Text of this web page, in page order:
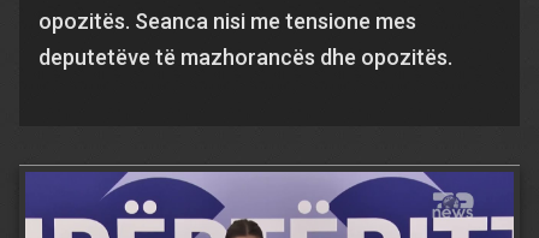
opozitës. Seanca nisi me tensione mes
deputetëve të mazhorancës dhe opozitës.